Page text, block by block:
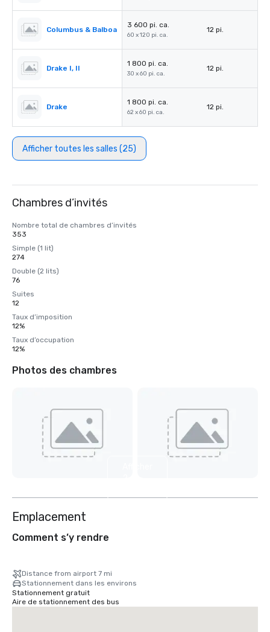
Columbus & Balboa
3 600 pi. ca.
60 x 120 pi. ca.
12 pi.
Drake I, II
1 800 pi. ca.
30 x 60 pi. ca.
12 pi.
Drake
1 800 pi. ca.
62 x 60 pi. ca.
12 pi.
Afficher toutes les salles (25)
Chambres d’invités
Nombre total de chambres d’invités
353
Simple (1 lit)
274
Double (2 lits)
76
Suites
12
Taux d’imposition
12%
Taux d’occupation
12%
Photos des chambres
Emplacement
Comment s’y rendre
Distance from airport 7 mi
Stationnement dans les environs
Stationnement gratuit
Aire de stationnement des bus